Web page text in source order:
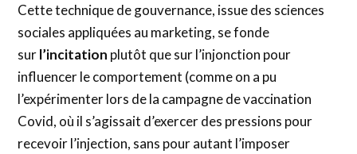
Cette technique de gouvernance, issue des sciences
sociales appliquées au marketing, se fonde
surl’incitation plutôt que sur l’injonction pour
influencer le comportement (comme on a pu
l’expérimenter lors de la campagne de vaccination
Covid, où il s’agissait d’exercer des pressions pour
recevoir l’injection, sans pour autant l’imposer